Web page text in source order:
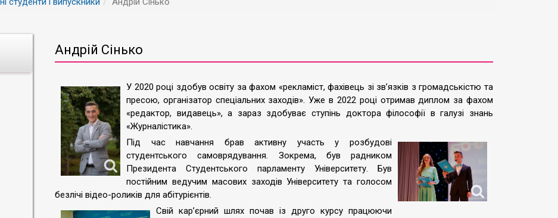
Андрій Сінько
У 2020 році здобув освіту за фахом «рекламіст, фахівець зі зв’язків з громадськістю та
пресою, організатор спеціальних заходів». Уже в 2022 році отримав диплом за фахом
«редактор, видавець», а зараз здобуває ступінь доктора філософії в галузі знань
«Журналістика».
Під час навчання брав активну участь у розбудові
студентського самоврядування. Зокрема, був радником
Президента Студентського парламенту Університету. Був
постійним ведучим масових заходів Університету та голосом
безлічі відео-роликів для абітурієнтів.
Свій кар’єрний шлях почав із друго курсу працюючи